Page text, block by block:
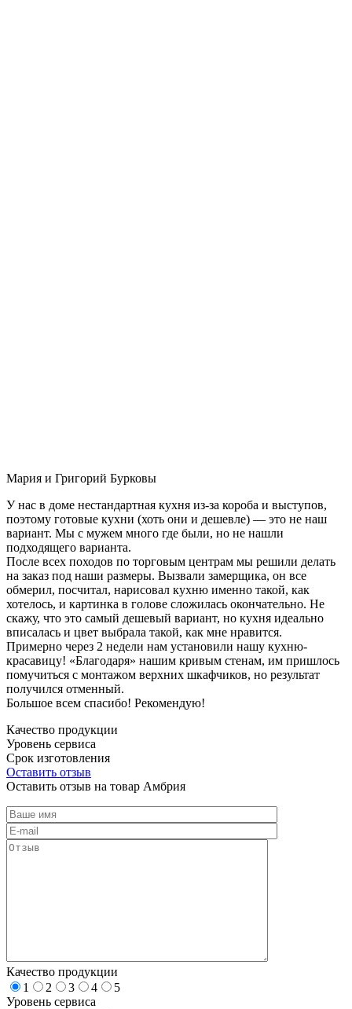
Мария и Григорий Бурковы
У нас в доме нестандартная кухня из-за короба и выступов,
поэтому готовые кухни (хоть они и дешевле) — это не наш
вариант. Мы с мужем много где были, но не нашли
подходящего варианта.
После всех походов по торговым центрам мы решили делать
на заказ под наши размеры. Вызвали замерщика, он все
обмерил, посчитал, нарисовал кухню именно такой, как
хотелось, и картинка в голове сложилась окончательно. Не
скажу, что это самый дешевый вариант, но кухня идеально
вписалась и цвет выбрала такой, как мне нравится.
Примерно через 2 недели нам установили нашу кухню-
красавицу! «Благодаря» нашим кривым стенам, им пришлось
помучиться с монтажом верхних шкафчиков, но результат
получился отменный.
Большое всем спасибо! Рекомендую!
Качество продукции
Уровень сервиса
Срок изготовления
Оставить отзыв
Оставить отзыв на товар Амбрия
Качество продукции
1
2 3 4
5
Уровень сервиса